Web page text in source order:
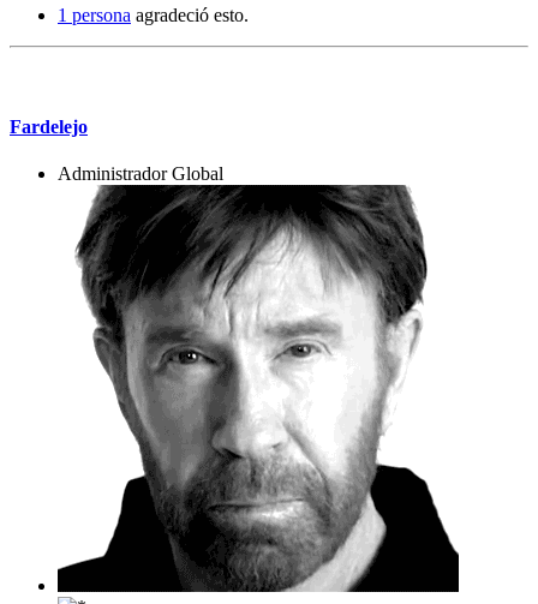
1 persona agradeció esto.
Fardelejo
Administrador Global